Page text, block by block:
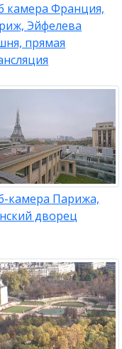
камера Франция,
Эйфелева
прямая
камера Парижа,
дворец